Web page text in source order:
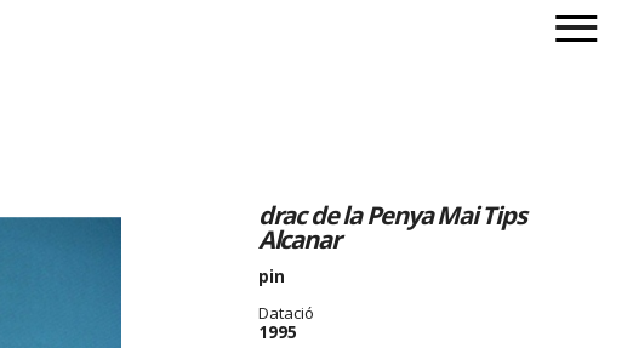
drac de la Penya Mai Tips
Alcanar
pin
Datació
1995